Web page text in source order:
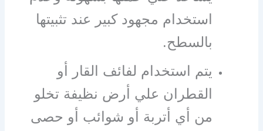
استخدام مجهود كبير عند تثبيتها
بالسطح.
يتم استخدام لفائف القار أو
القطران علي أرض نظيفة تخلو
من أي أتربة أو شوائب أو حصى